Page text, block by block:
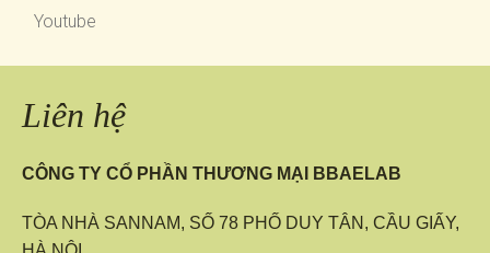
Youtube
Liên hệ
CÔNG TY CỔ PHẦN THƯƠNG MẠI BBAELAB
TÒA NHÀ SANNAM, SỐ 78 PHỐ DUY TÂN, CẦU GIẤY,